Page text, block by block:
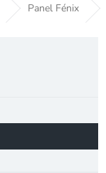
Panel Fénix